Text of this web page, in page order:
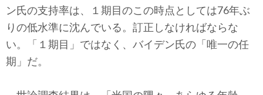
ン氏の支持率は、１期目のこの時点としては76年ぶ
りの低水準に沈んでいる。訂正しなければならな
い。「１期目」ではなく、バイデン氏の「唯一の任
期」だ。